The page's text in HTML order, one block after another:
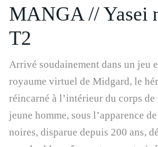
MANGA // Yasei
T2
Arrivé soudainement dans un jeu
royaume virtuel de Midgard, le
réincarné à l’intérieur du corps
jeune homme, sous l’apparence
noires, disparue depuis 200 ans,